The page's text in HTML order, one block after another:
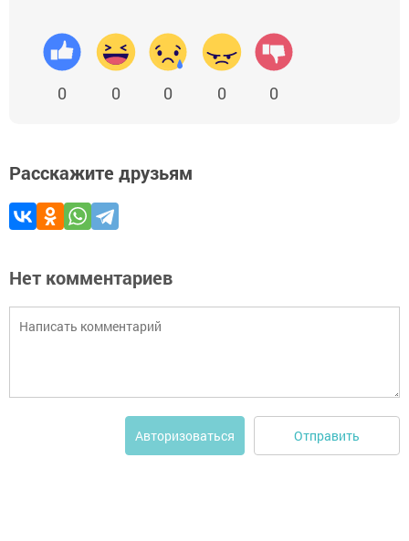
0 0 0 0 0
Расскажите друзьям
Нет комментариев
Авторизоваться Отправить